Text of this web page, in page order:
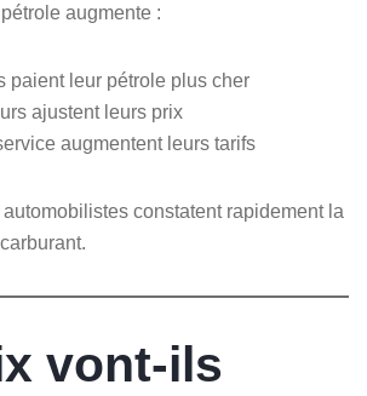
augmente :
paient leur pétrole plus cher
ajustent leurs prix
augmentent leurs tarifs
automobilistes constatent rapidement la
vont-ils